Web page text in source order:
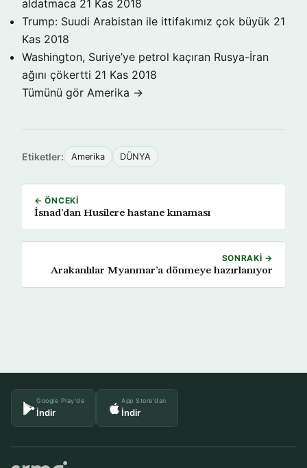
aldatmaca 21 Kas 2018
Trump: Suudi Arabistan ile ittifakımız çok büyük 21
Kas 2018
Washington, Suriye’ye petrol kaçıran Rusya-İran
ağını çökertti 21 Kas 2018
Tümünü gör Amerika →
Etiketler: Amerika DÜNYA
← ÖNCEKI
İsnad’dan Husilere hastane kınaması
SONRAKI →
Arakanlılar Myanmar’a dönmeye hazırlanıyor
Google Play'de
İndir
App Store'dan
İndir